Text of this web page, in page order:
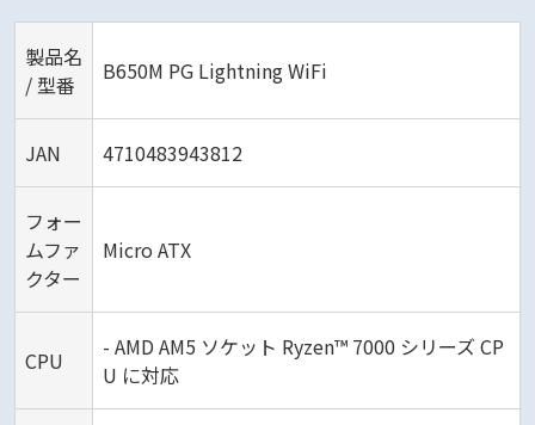
製品名
/ 型番
B650M PG Lightning WiFi
JAN 4710483943812
フォー
ムファ
クター
Micro ATX
CPU
- AMD AM5 ソケット Ryzen™ 7000 シリーズ CP
U に対応